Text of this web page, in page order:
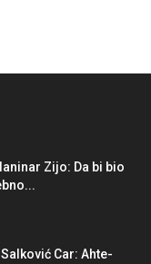
Zijo: Da bi bio
Car: Ahte-